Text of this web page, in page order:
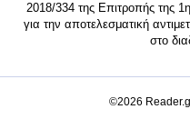
2018/334 της Επιτροπής της
για την αποτελεσματική
στο
©2026